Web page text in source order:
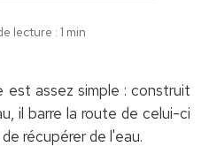
lecture : 1 min
est assez simple : construit
il barre la route de celui-ci
récupérer de l'eau.